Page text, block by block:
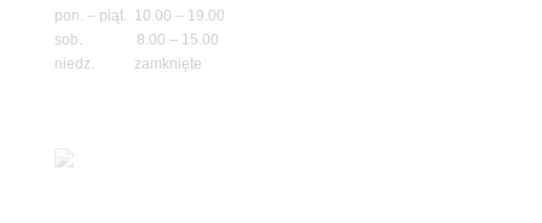
pon. – piąt. 10.00 – 19.00
sob. 8.00 – 15.00
niedz. zamknięte